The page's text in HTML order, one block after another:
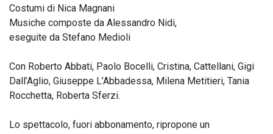
Costumi di Nica Magnani
Musiche composte da Alessandro Nidi,
eseguite da Stefano Medioli
Con Roberto Abbati, Paolo Bocelli, Cristina, Cattellani, Gigi
Dall’Aglio, Giuseppe L’Abbadessa, Milena Metitieri, Tania
Rocchetta, Roberta Sferzi.
Lo spettacolo, fuori abbonamento, ripropone un